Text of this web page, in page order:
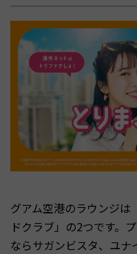
グアム空港のラウンジは
ドクラブ」の2つです。
ならサガンビスタ、ユナ